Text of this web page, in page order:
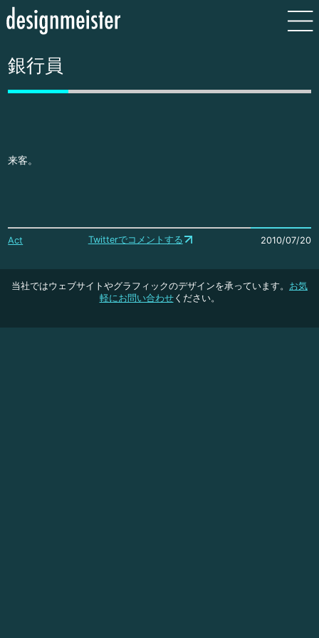
銀行員
来客。
Act Twitterでコメントする 2010/07/20
当社ではウェブサイトやグラフィックのデザインを承っています。 お気
軽にお問い合わせください。